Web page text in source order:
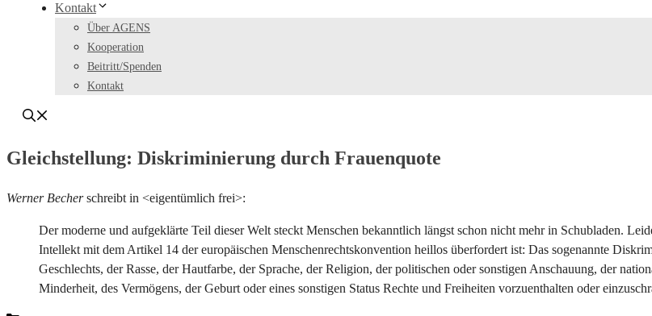
Kontakt
Über AGENS
Kooperation
Beitritt/Spenden
Kontakt
Gleichstellung: Diskriminierung durch Frauenquote
Werner Becherschreibt in <eigentümlich frei>:
Der moderne und aufgeklärte Teil dieser Welt steckt Menschen bekanntlich längst schon nicht mehr in Schubladen.
Intellekt mit dem Artikel 14 der europäischen Menschenrechtskonvention heillos überfordert ist: Das sogenannte
Geschlechts, der Rasse, der Hautfarbe, der Sprache, der Religion, der politischen oder sonstigen Anschauung, der
Minderheit, des Vermögens, der Geburt oder eines sonstigen Status Rechte und Freiheiten vorzuenthalten oder